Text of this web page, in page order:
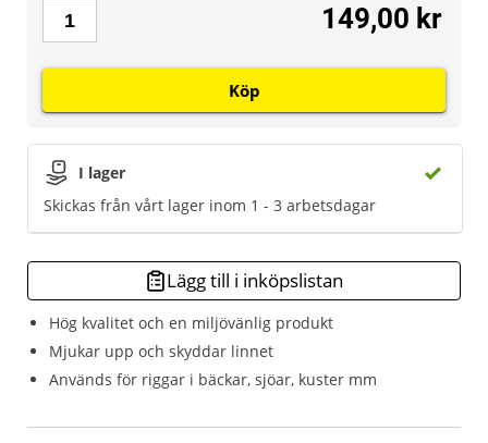
Hög kvalitet och en miljövänlig produkt
Mjukar upp och skyddar linnet
Används för riggar i bäckar, sjöar, kuster mm
I lager
Skickas från vårt lager inom 1 - 3 arbetsdagar
149,00 kr
Köp
Lägg till i inköpslistan